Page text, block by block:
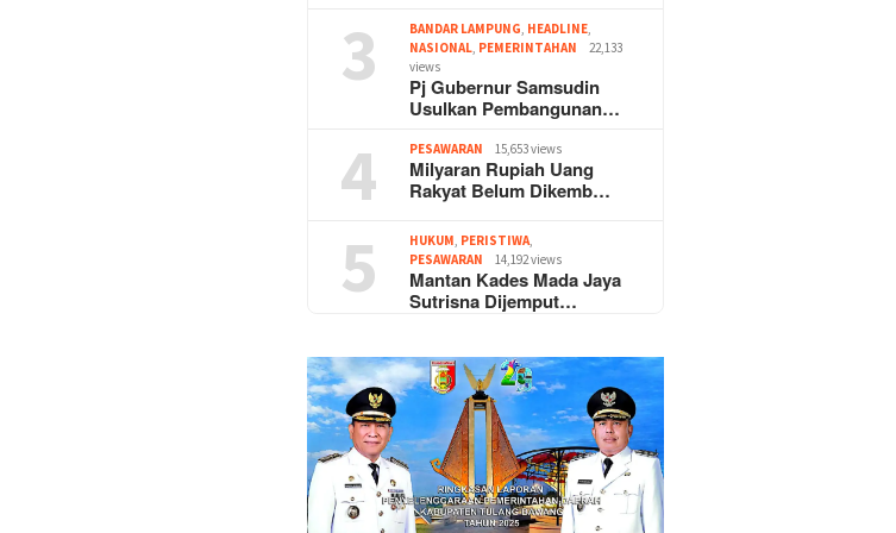
3 BANDAR LAMPUNG HEADLINE
NASIONAL PEMERINTAHAN
22,133
views
Pj Gubernur Samsudin
Usulkan Pembangunan…
4 PESAWARAN 15,653 views
Milyaran Rupiah Uang
Rakyat Belum Dikemb…
5 HUKUM PERISTIWA
PESAWARAN
14,192 views
Mantan Kades Mada Jaya
Sutrisna Dijemput…